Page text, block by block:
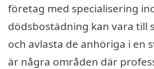
företag med specialisering
dödsbostädning kan vara till
och avlasta de anhöriga i en
är några områden där